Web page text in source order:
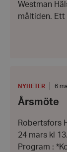
Westman
måltiden. Ett
KATEGORI
NYHETER
mars
6
Årsmöte
Robertsfors
24 mars kl
Program :